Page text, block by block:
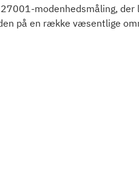
modenhedsmåling,
på en række væsentlige